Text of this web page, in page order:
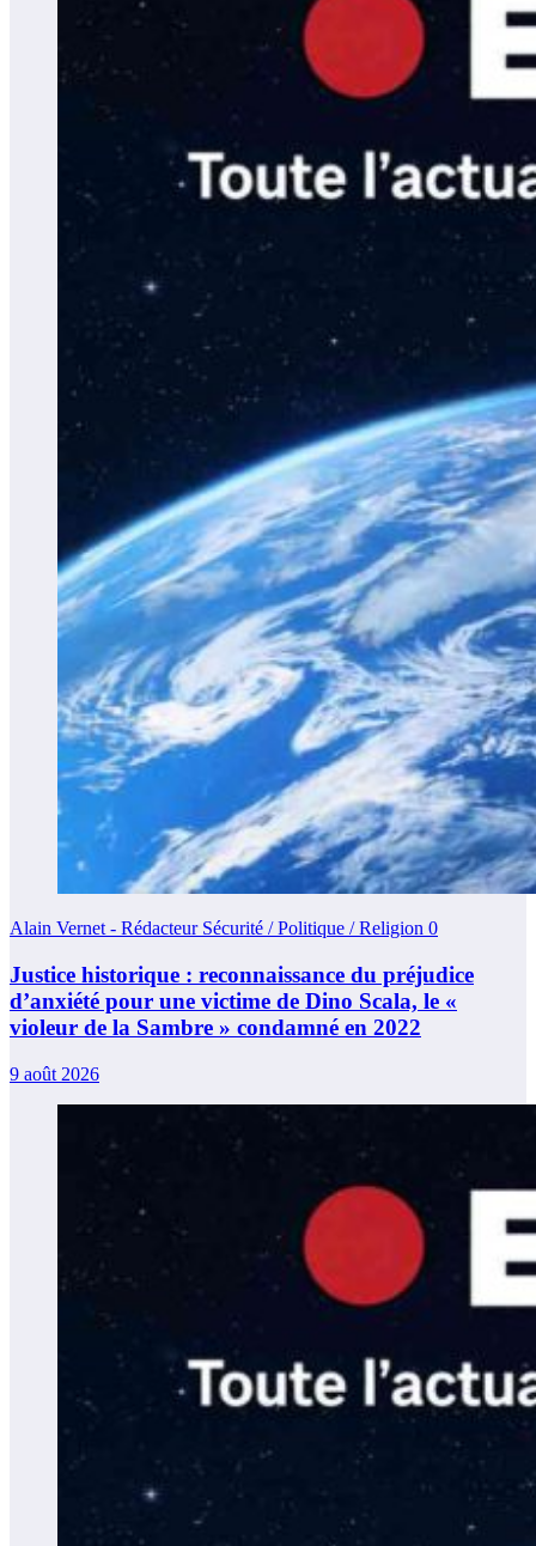
Alain Vernet - Rédacteur Sécurité / Politique / Religion 0
Justice historique : reconnaissance du préjudice
d’anxiété pour une victime de Dino Scala, le «
violeur de la Sambre » condamné en 2022
9 août 2026